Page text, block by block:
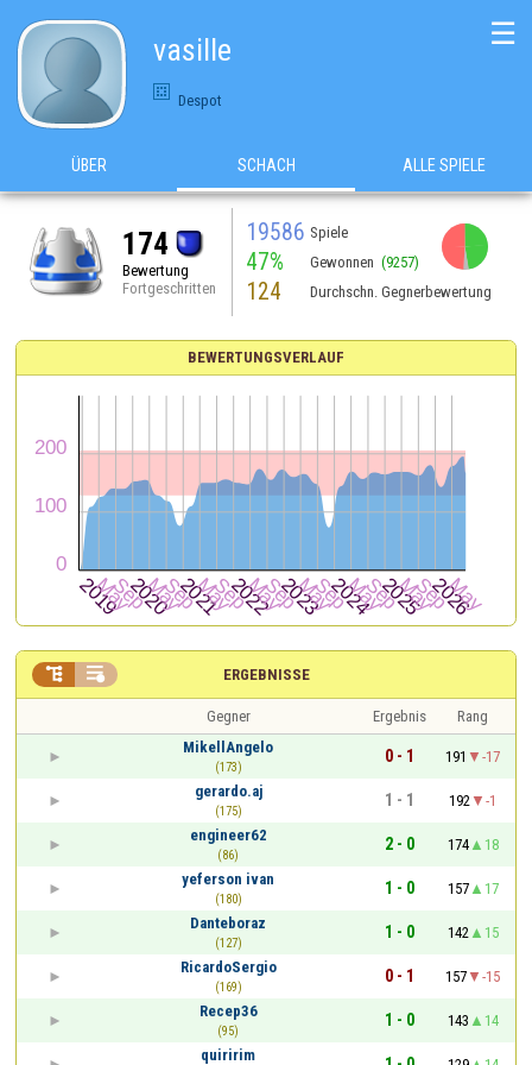
vasille
Despot
☰
ÜBER SCHACH ALLE SPIELE
174
Bewertung
Fortgeschritten
19586 Spiele
47% Gewonnen (9257)
124 Durchschn. Gegnerbewertung
BEWERTUNGSVERLAUF
ERGEBNISSE
 
Gegner Ergebnis
Rang
MikellAngelo
(173)
0 - 1 191
-17
gerardo.aj
(175)
1 - 1 192
-1
engineer62
(86)
2 - 0 174
18
yeferson ivan
(180)
1 - 0 157
17
Danteboraz
(127)
1 - 0 142
15
RicardoSergio
(169)
0 - 1 157
-15
Recep36
(95)
1 - 0 143
14
quiririm